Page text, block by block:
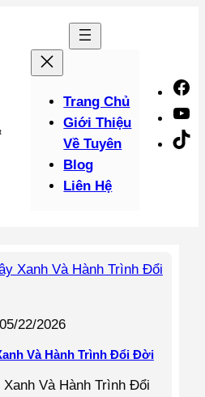
Trang Chủ
Giới Thiệu
Về Tuyên
Blog
Liên Hệ
22/2026
Và Hành Trình Đổi Đời
Và Hành Trình Đổi